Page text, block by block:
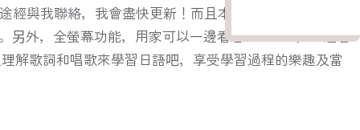
與我聯絡，我會盡快更新！而且本網站的歌詞是動態
外，全螢幕功能，用家可以一邊看著YouTube，一邊看
解歌詞和唱歌來學習日語吧，享受學習過程的樂趣及當